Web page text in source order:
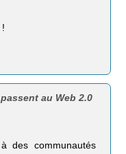
au Web 2.0
des communautés